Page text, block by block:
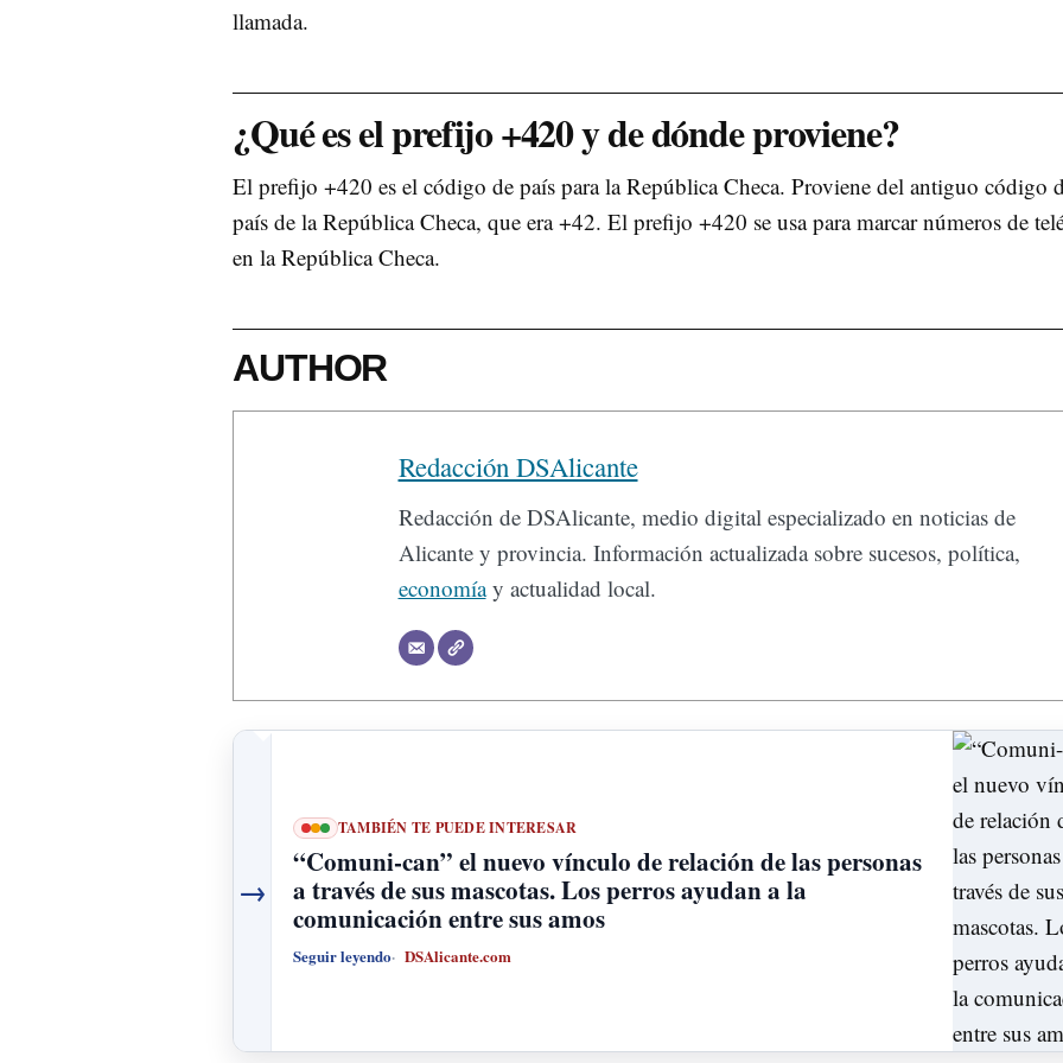
llamada.
¿Qué es el prefijo +420 y de dónde proviene?
El prefijo +420 es el código de país para la República Checa. Proviene del antiguo código
país de la República Checa, que era +42. El prefijo +420 se usa para marcar números de
en la República Checa.
AUTHOR
Redacción DSAlicante
Redacción de DSAlicante, medio digital especializado en noticias de
Alicante y provincia. Información actualizada sobre sucesos, política,
economíay actualidad local.
→
TAMBIÉN TE PUEDE INTERESAR
“Comuni-can” el nuevo vínculo de relación de las personas
a través de sus mascotas. Los perros ayudan a la
comunicación entre sus amos
Seguir leyendo DSAlicante.com